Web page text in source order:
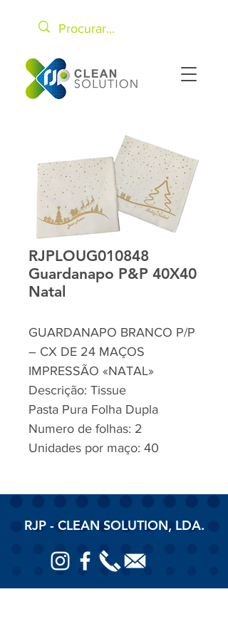
RJPLOUG010848
Guardanapo P&P 40X40
Natal
GUARDANAPO BRANCO P/P
– CX DE 24 MAÇOS
IMPRESSÃO «NATAL»
Descrição: Tissue
Pasta Pura Folha Dupla
Numero de folhas: 2
Unidades por maço: 40
RJP - CLEAN SOLUTION, LDA.